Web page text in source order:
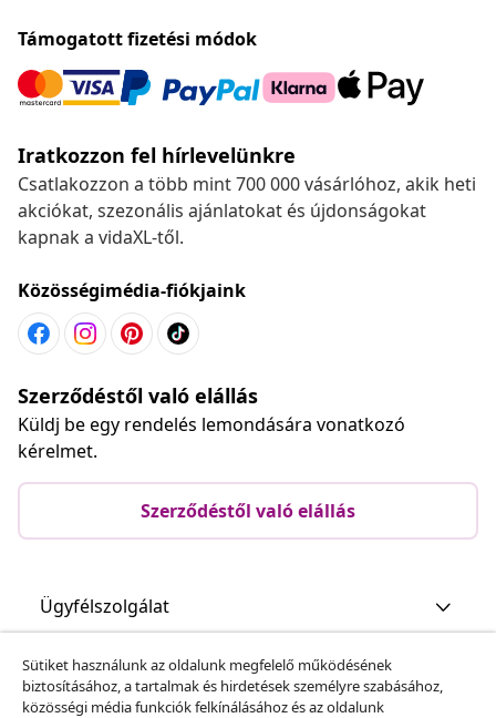
Támogatott fizetési módok
Iratkozzon fel hírlevelünkre
Csatlakozzon a több mint 700 000 vásárlóhoz, akik heti
akciókat, szezonális ajánlatokat és újdonságokat
kapnak a vidaXL-től.
Közösségimédia-fiókjaink
Szerződéstől való elállás
Küldj be egy rendelés lemondására vonatkozó
kérelmet.
Szerződéstől való elállás
Ügyfélszolgálat
Üzlet
Sütiket használunk az oldalunk megfelelő működésének
biztosításához, a tartalmak és hirdetések személyre szabásához,
közösségi média funkciók felkínálásához és az oldalunk